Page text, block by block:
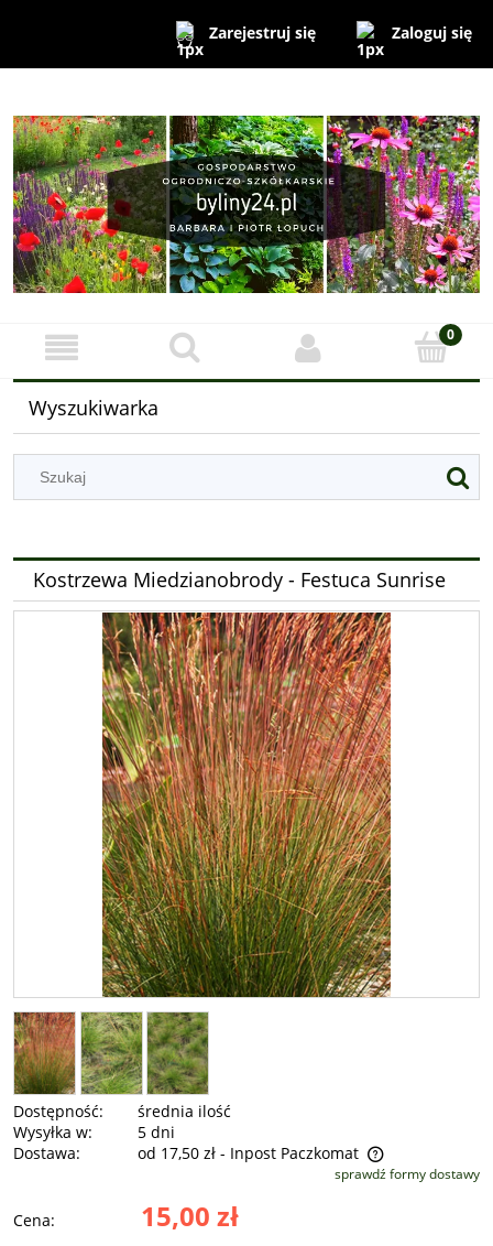
Zarejestruj się Zaloguj się
Wyszukiwarka
Kostrzewa Miedzianobrody - Festuca Sunrise
Dostępność:
średnia ilość
Wysyłka w:
5 dni
Dostawa:
od 17,50 zł - Inpost Paczkomat
Cena nie zawiera ewentualnych kosztów płatnościsprawdź formy dostawy
Cena: 15,00 zł